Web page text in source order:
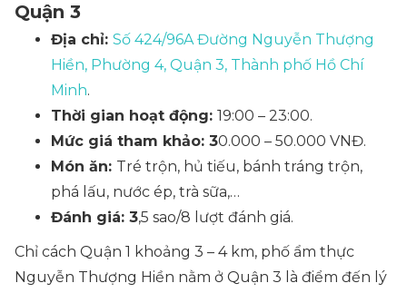
Quận 3
Địa chỉ: Số 424/96A Đường Nguyễn Thượng
Hiền, Phường 4, Quận 3, Thành phố Hồ Chí
Minh.
Thời gian hoạt động: 19:00 – 23:00.
Mức giá tham khảo: 30.000 – 50.000 VNĐ.
Món ăn: Tré trộn, hủ tiếu, bánh tráng trộn,
phá lấu, nước ép, trà sữa,…
Đánh giá: 3,5 sao/8 lượt đánh giá.
Chỉ cách Quận 1 khoảng 3 – 4 km, phố ẩm thực
Nguyễn Thượng Hiền nằm ở Quận 3 là điểm đến lý